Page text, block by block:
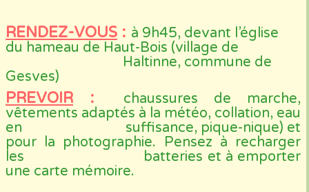
RENDEZ-VOUS : à 9h45, devant l’église
du hameau de Haut-Bois (village de
Haltinne, commune de
Gesves)
PREVOIR :
chaussures de marche,
vêtements adaptés à la météo, collation, eau
en suffisance, pique-nique) et
pour la photographie. Pensez à recharger
les batteries et à emporter
une carte mémoire.